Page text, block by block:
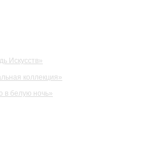
Искусств»
коллекция»
в белую ночь»